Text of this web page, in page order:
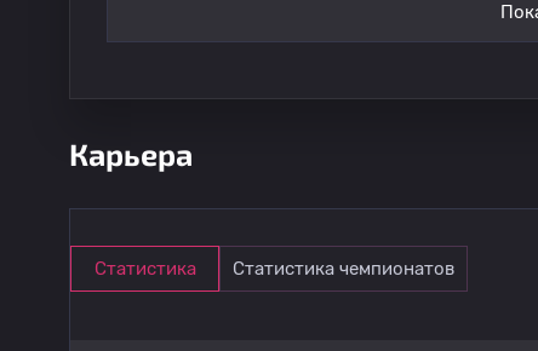
Карьера
Статистика Статистика чемпионатов